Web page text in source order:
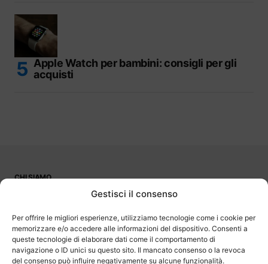
Gestisci il consenso
Per offrire le migliori esperienze, utilizziamo tecnologie come i cookie per
memorizzare e/o accedere alle informazioni del dispositivo. Consenti a
queste tecnologie di elaborare dati come il comportamento di
navigazione o ID unici su questo sito. Il mancato consenso o la revoca
del consenso può influire negativamente su alcune funzionalità.
Apple Watch per bambini: consigli per gli
acquisti
CHI SIAMO